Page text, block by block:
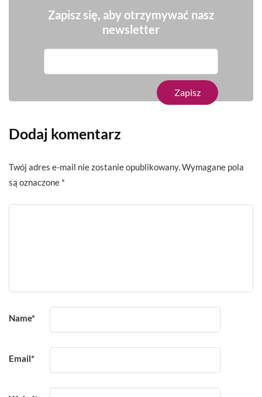
Zapisz się, aby otrzymywać nasz
newsletter
Dodaj komentarz
Twój adres e-mail nie zostanie opublikowany. Wymagane pola
są oznaczone *
Name*
Email*